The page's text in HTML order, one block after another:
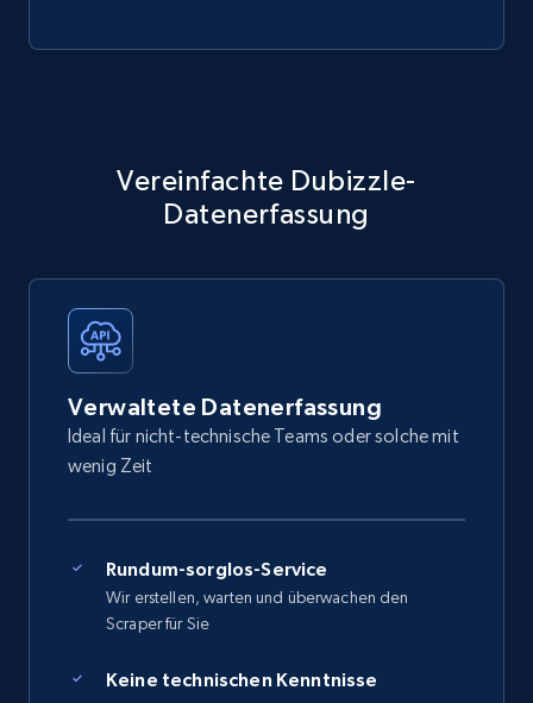
Vereinfachte Dubizzle-
Datenerfassung
Verwaltete Datenerfassung
Ideal für nicht-technische Teams oder solche mit
wenig Zeit
Rundum-sorglos-Service
Wir erstellen, warten und überwachen den
Scraper für Sie
Keine technischen Kenntnisse